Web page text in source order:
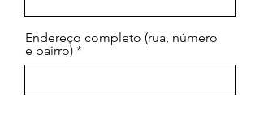
Endereço completo (rua, número
e bairro)